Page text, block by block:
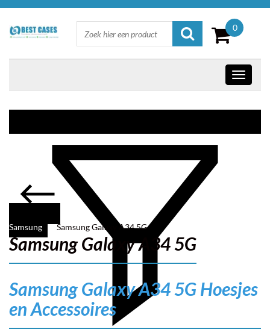
0
Samsung Samsung Galaxy A34 5G
Samsung Galaxy A34 5G
Samsung Galaxy A34 5G Hoesjes
en Accessoires